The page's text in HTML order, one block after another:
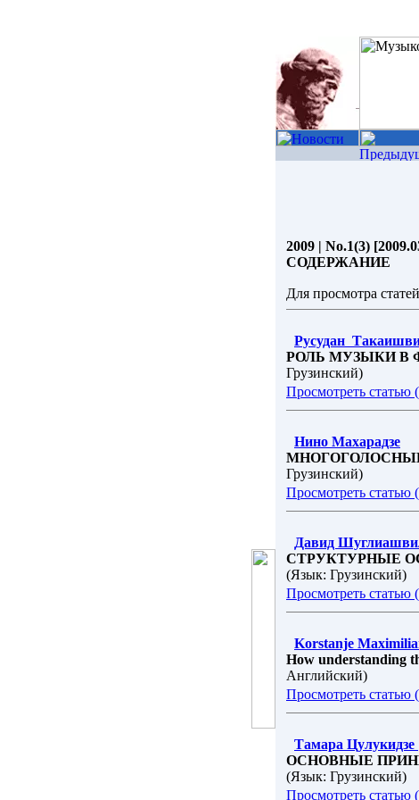
2009 | No.1(3)
СОДЕРЖАНИЕ
Для просмотра
Русудан
РОЛЬ МУЗЫКИ В
Грузинский)
Просмотреть статью
Нино Махарадзе
Грузинский)
Просмотреть статью
Давид
СТРУКТУРНЫЕ
(Язык: Грузинский)
Просмотреть статью
Korstanje
How understanding
Английский)
Просмотреть статью
Тамара Цулукидзе
ОСНОВНЫЕ
(Язык: Грузинский)
Просмотреть статью